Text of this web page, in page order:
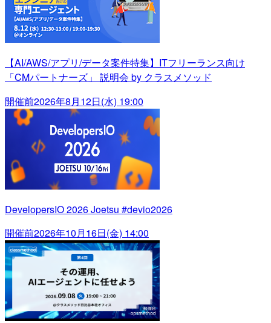
【AI/AWS/アプリ/データ案件特集】ITフリーランス向け
「CMパートナーズ」 説明会 by クラスメソッド
開催前2026年8月12日(水) 19:00
DevelopersIO 2026 Joetsu #devio2026
開催前2026年10月16日(金) 14:00